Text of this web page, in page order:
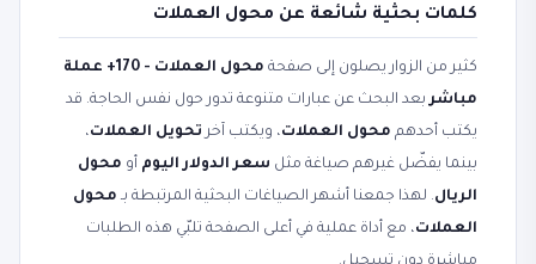
كلمات بحثية شائعة عن محول العملات
كثير من الزوار يصلون إلى صفحة
محول العملات - 170+ عملة
مباشربعد البحث عن عبارات متنوعة تدور حول نفس الحاجة. قد
يكتب أحدهم محول العملات، ويكتب آخر تحويل العملات،
بينما يفضّل غيرهم صياغة مثل سعر الدولار اليوم أو محول
الريال. لهذا جمعنا أشهر الصياغات البحثية المرتبطة بـ محول
العملات، مع أداة عملية في أعلى الصفحة تلبّي هذه الطلبات